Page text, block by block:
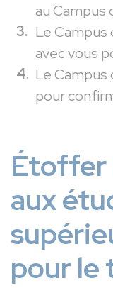
au Campus
Le
avec vous
Le Campus
pour
Étoffer
aux
pour